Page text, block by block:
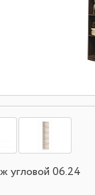
угловой 06.24